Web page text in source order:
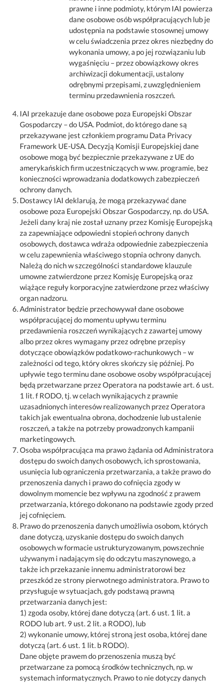
prawne i inne podmioty, którym IAI powierza
dane osobowe osób współpracujących lub je
udostępnia na podstawie stosownej umowy
w celu świadczenia przez okres niezbędny do
wykonania umowy, a po jej rozwiązaniu lub
wygaśnięciu – przez obowiązkowy okres
archiwizacji dokumentacji, ustalony
odrębnymi przepisami, z uwzględnieniem
terminu przedawnienia roszczeń.
IAI przekazuje dane osobowe poza Europejski Obszar
Gospodarczy – do USA. Podmiot, do którego dane są
przekazywane jest członkiem programu Data Privacy
Framework UE-USA. Decyzją Komisji Europejskiej dane
osobowe mogą być bezpiecznie przekazywane z UE do
amerykańskich firm uczestniczących w ww. programie, bez
konieczności wprowadzania dodatkowych zabezpieczeń
ochrony danych.
Dostawcy IAI deklarują, że mogą przekazywać dane
osobowe poza Europejski Obszar Gospodarczy, np. do USA.
Jeżeli dany kraj nie został uznany przez Komisję Europejską
za zapewniające odpowiedni stopień ochrony danych
osobowych, dostawca wdraża odpowiednie zabezpieczenia
w celu zapewnienia właściwego stopnia ochrony danych.
Należą do nich w szczególności standardowe klauzule
umowne zatwierdzone przez Komisję Europejską oraz
wiążące reguły korporacyjne zatwierdzone przez właściwy
organ nadzoru.
Administrator będzie przechowywał dane osobowe
współpracującej do momentu upływu terminu
przedawnienia roszczeń wynikających z zawartej umowy
albo przez okres wymagany przez odrębne przepisy
dotyczące obowiązków podatkowo-rachunkowych – w
zależności od tego, który okres skończy się później. Po
upływie tego terminu dane osobowe osoby współpracującej
będą przetwarzane przez Operatora na podstawie art. 6 ust.
1 lit. f RODO, tj. w celach wynikających z prawnie
uzasadnionych interesów realizowanych przez Operatora
takich jak ewentualna obrona, dochodzenie lub ustalenie
roszczeń, a także na potrzeby prowadzonych kampanii
marketingowych.
Osoba współpracująca ma prawo żądania od Administratora
dostępu do swoich danych osobowych, ich sprostowania,
usunięcia lub ograniczenia przetwarzania, a także prawo do
przenoszenia danych i prawo do cofnięcia zgody w
dowolnym momencie bez wpływu na zgodność z prawem
przetwarzania, którego dokonano na podstawie zgody przed
jej cofnięciem.
Prawo do przenoszenia danych umożliwia osobom, których
dane dotyczą, uzyskanie dostępu do swoich danych
osobowych w formacie ustrukturyzowanym, powszechnie
używanym i nadającym się do odczytu maszynowego, a
także ich przekazanie innemu administratorowi bez
przeszkód ze strony pierwotnego administratora. Prawo to
przysługuje w sytuacjach, gdy podstawą prawną
przetwarzania danych jest:
1) zgoda osoby, której dane dotyczą (art. 6 ust. 1 lit. a
RODO lub art. 9 ust. 2 lit. a RODO), lub
2) wykonanie umowy, której stroną jest osoba, której dane
dotyczą (art. 6 ust. 1 lit. b RODO).
Dane objęte prawem do przenoszenia muszą być
przetwarzane za pomocą środków technicznych, np. w
systemach informatycznych. Prawo to nie dotyczy danych